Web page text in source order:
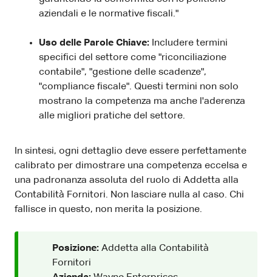
aziendali e le normative fiscali."
Uso delle Parole Chiave: Includere termini
specifici del settore come "riconciliazione
contabile", "gestione delle scadenze",
"compliance fiscale". Questi termini non solo
mostrano la competenza ma anche l'aderenza
alle migliori pratiche del settore.
In sintesi, ogni dettaglio deve essere perfettamente
calibrato per dimostrare una competenza eccelsa e
una padronanza assoluta del ruolo di Addetta alla
Contabilità Fornitori. Non lasciare nulla al caso. Chi
fallisce in questo, non merita la posizione.
Posizione: Addetta alla Contabilità
Fornitori